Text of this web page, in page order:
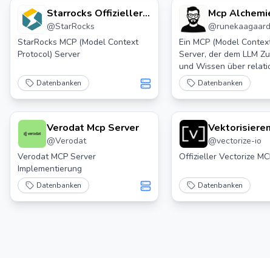
Starrocks Offizieller
Mcp Server
@StarRocks
StarRocks MCP (Model Context
Protocol) Server
Datenbanken
Mcp
@runekaagaard
Ein MCP (Model
Server, der dem LLM
und Wissen über
Datenbanken wie
Postgresql, MySQL &
Oracle und MS-SQL
Datenbanken
Verodat Mcp Server
@Verodat
Verodat MCP Server
Implementierung
Datenbanken
Mcp-Server
@vectorize-io
Offizieller Vectorize
Datenbanken